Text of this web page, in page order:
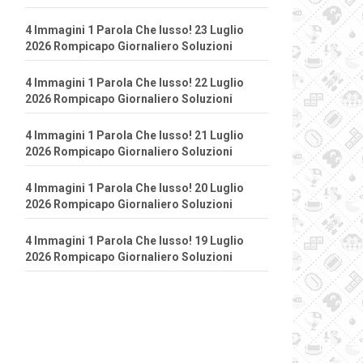
4 Immagini 1 Parola Che lusso! 23 Luglio
2026 Rompicapo Giornaliero Soluzioni
4 Immagini 1 Parola Che lusso! 22 Luglio
2026 Rompicapo Giornaliero Soluzioni
4 Immagini 1 Parola Che lusso! 21 Luglio
2026 Rompicapo Giornaliero Soluzioni
4 Immagini 1 Parola Che lusso! 20 Luglio
2026 Rompicapo Giornaliero Soluzioni
4 Immagini 1 Parola Che lusso! 19 Luglio
2026 Rompicapo Giornaliero Soluzioni